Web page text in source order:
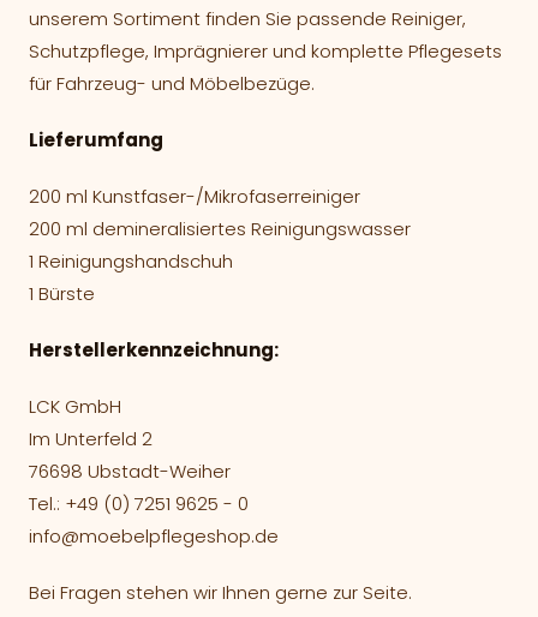
unserem Sortiment finden Sie passende Reiniger,
Schutzpflege, Imprägnierer und komplette Pflegesets
für Fahrzeug- und Möbelbezüge.
Lieferumfang
200 ml Kunstfaser-/Mikrofaserreiniger
200 ml demineralisiertes Reinigungswasser
1 Reinigungshandschuh
1 Bürste
Herstellerkennzeichnung:
LCK GmbH
Im Unterfeld 2
76698 Ubstadt-Weiher
Tel.: +49 (0) 7251 9625 - 0
info@moebelpflegeshop.de
Bei Fragen stehen wir Ihnen gerne zur Seite.